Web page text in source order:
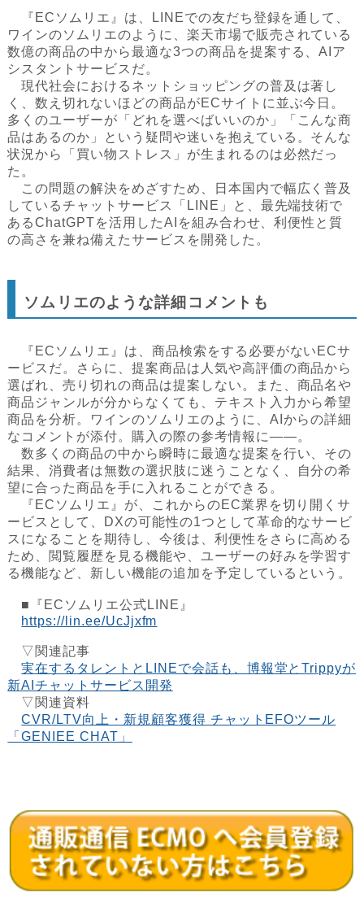
『ECソムリエ』は、LINEでの友だち登録を通して、
ワインのソムリエのように、楽天市場で販売されている
数億の商品の中から最適な3つの商品を提案する、AIア
シスタントサービスだ。
現代社会におけるネットショッピングの普及は著し
く、数え切れないほどの商品がECサイトに並ぶ今日。
多くのユーザーが「どれを選べばいいのか」「こんな商
品はあるのか」という疑問や迷いを抱えている。そんな
状況から「買い物ストレス」が生まれるのは必然だっ
た。
この問題の解決をめざすため、日本国内で幅広く普及
しているチャットサービス「LINE」と、最先端技術で
あるChatGPTを活用したAIを組み合わせ、利便性と質
の高さを兼ね備えたサービスを開発した。
ソムリエのような詳細コメントも
『ECソムリエ』は、商品検索をする必要がないECサ
ービスだ。さらに、提案商品は人気や高評価の商品から
選ばれ、売り切れの商品は提案しない。また、商品名や
商品ジャンルが分からなくても、テキスト入力から希望
商品を分析。ワインのソムリエのように、AIからの詳細
なコメントが添付。購入の際の参考情報に――。
数多くの商品の中から瞬時に最適な提案を行い、その
結果、消費者は無数の選択肢に迷うことなく、自分の希
望に合った商品を手に入れることができる。
『ECソムリエ』が、これからのEC業界を切り開くサ
ービスとして、DXの可能性の1つとして革命的なサービ
スになることを期待し、今後は、利便性をさらに高める
ため、閲覧履歴を見る機能や、ユーザーの好みを学習す
る機能など、新しい機能の追加を予定しているという。
■『ECソムリエ公式LINE』
https://lin.ee/UcJjxfm
▽関連記事
実在するタレントとLINEで会話も、博報堂とTrippyが
新AIチャットサービス開発
▽関連資料
CVR/LTV向上・新規顧客獲得 チャットEFOツール
「GENIEE CHAT」